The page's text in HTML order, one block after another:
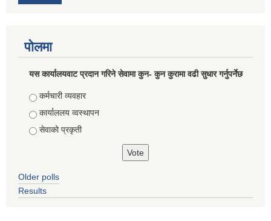
पोलमा
यस कार्यालयवाट प्रदान गरिने सेवामा कुन- कुन कुरामा वढी सुधार गर्नुपर्नेछ
Choices
कर्मचारी व्यवहार
कार्याललय व्वस्थापन
सेवाको प्रकृती
Older polls
Results